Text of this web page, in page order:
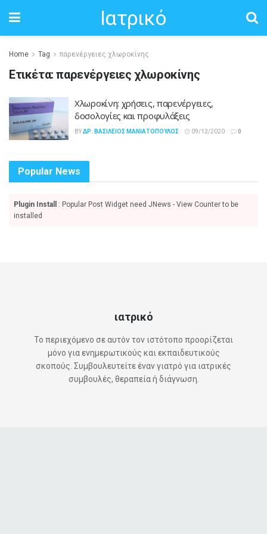
Ιατρικό
Home Tag παρενέργειες χλωροκίνης
Ετικέτα:παρενέργειες χλωροκίνης
Χλωροκίνη: χρήσεις, παρενέργειες,
δοσολογίες και προφυλάξεις
BYΔΡ. ΒΑΣΊΛΕΙΟΣ ΜΑΝΙΑΤΌΠΟΥΛΟΣ 09/12/2020 0
Popular News
Plugin Install
: Popular Post Widget need JNews - View Counter to be
installed
ιατρικό
Το περιεχόμενο σε αυτόν τον ιστότοπο προορίζεται
μόνο για ενημερωτικούς και εκπαιδευτικούς
σκοπούς. Συμβουλευτείτε έναν γιατρό για ιατρικές
συμβουλές, θεραπεία ή διάγνωση.